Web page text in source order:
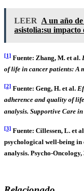
LEER A un año
asistolia:su impacto
[1] Fuente: Zhang, M. et al.
of life in cancer patients: A
[2] Fuente: Geng, H. et al.
adherence and quality of
analysis. Supportive Care
[3] Fuente: Cillessen, L. et
psychological well-being in
analysis. Psycho-Oncology,